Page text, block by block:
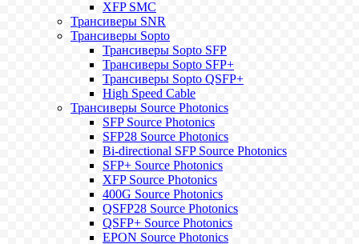
XFP SMC
Трансиверы SNR
Трансиверы Sopto
Трансиверы Sopto SFP
Трансиверы Sopto SFP+
Трансиверы Sopto QSFP+
High Speed Cable
Трансиверы Source Photonics
SFP Source Photonics
SFP28 Source Photonics
Bi-directional SFP Source Photonics
SFP+ Source Photonics
XFP Source Photonics
400G Source Photonics
QSFP28 Source Photonics
QSFP+ Source Photonics
EPON Source Photonics